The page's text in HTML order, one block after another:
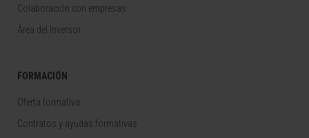
Colaboración con empresas
Área del Inversor
FORMACIÓN
Oferta formativa
Contratos y ayudas formativas